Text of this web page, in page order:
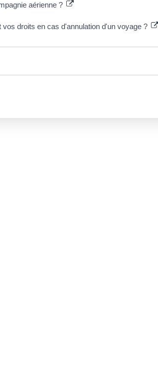
aérienne ?
droits en cas d'annulation d'un voyage ?